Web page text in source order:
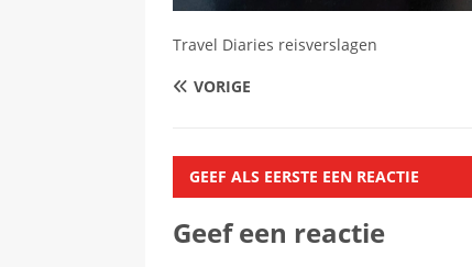
Travel Diaries reisverslagen
VORIGE
GEEF ALS EERSTE EEN REACTIE
Geef een reactie